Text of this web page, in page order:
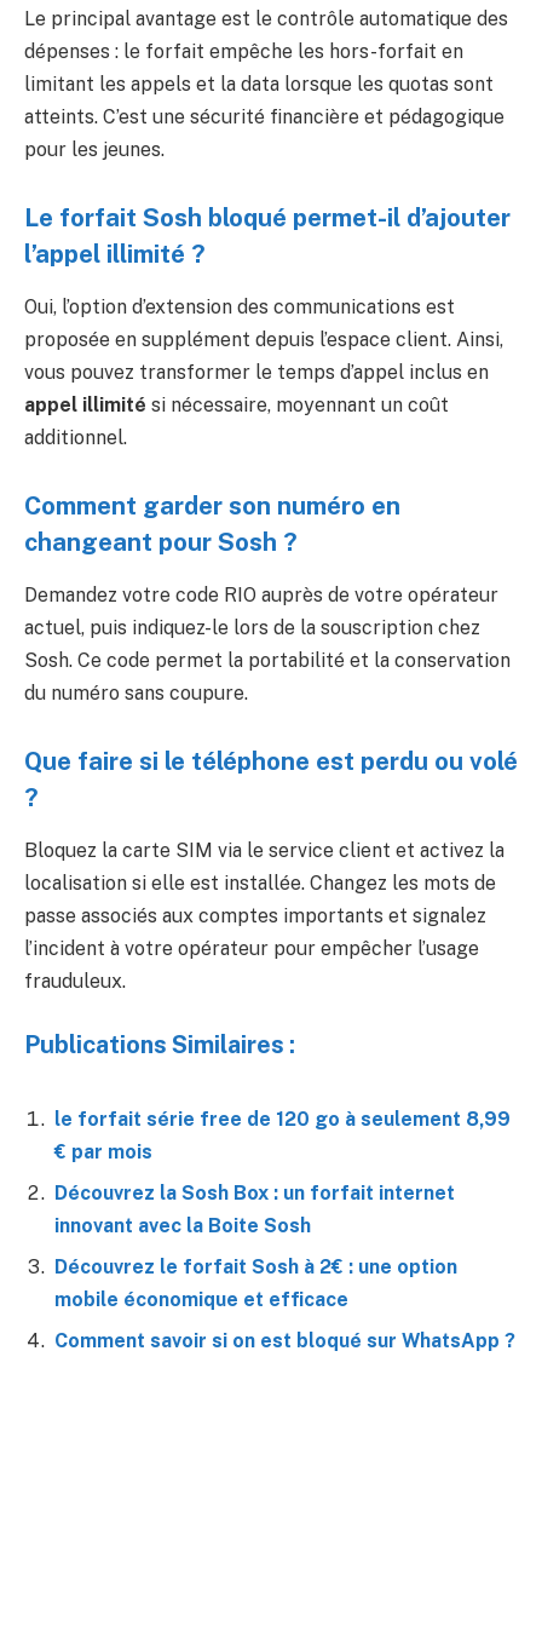
Le principal avantage est le contrôle automatique des
dépenses : le forfait empêche les hors-forfait en
limitant les appels et la data lorsque les quotas sont
atteints. C’est une sécurité financière et pédagogique
pour les jeunes.
Le forfait Sosh bloqué permet-il d’ajouter
l’appel illimité ?
Oui, l’option d’extension des communications est
proposée en supplément depuis l’espace client. Ainsi,
vous pouvez transformer le temps d’appel inclus en
appel illimité si nécessaire, moyennant un coût
additionnel.
Comment garder son numéro en
changeant pour Sosh ?
Demandez votre code RIO auprès de votre opérateur
actuel, puis indiquez-le lors de la souscription chez
Sosh. Ce code permet la portabilité et la conservation
du numéro sans coupure.
Que faire si le téléphone est perdu ou volé
?
Bloquez la carte SIM via le service client et activez la
localisation si elle est installée. Changez les mots de
passe associés aux comptes importants et signalez
l’incident à votre opérateur pour empêcher l’usage
frauduleux.
Publications Similaires :
le forfait série free de 120 go à seulement 8,99
€ par mois
Découvrez la Sosh Box : un forfait internet
innovant avec la Boite Sosh
Découvrez le forfait Sosh à 2€ : une option
mobile économique et efficace
Comment savoir si on est bloqué sur WhatsApp ?